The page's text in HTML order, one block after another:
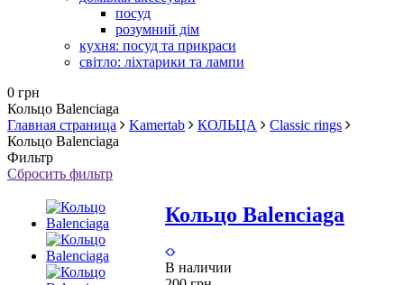
посуд
розумний дім
кухня: посуд та прикраси
світло: ліхтарики та лампи
0 грн
Кольцо Balenciaga
Главная страница
Kamertab КОЛЬЦА
Classic rings
Кольцо Balenciaga
Фильтр
Сбросить фильтр
Кольцо Balenciaga
В наличии